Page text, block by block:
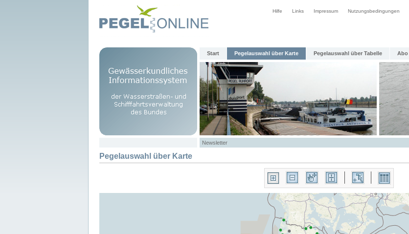
Hilfe Links Impressum Nutzungsbedingungen
Start Pegelauswahl über Karte Pegelauswahl über Tabelle Abo
Newsletter
Pegelauswahl über Karte